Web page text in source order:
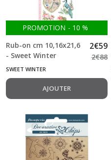
PROMOTION - 10 %
Rub-on cm 10,16x21,6
- Sweet Winter
Stamperia
2€59
2€88
SWEET WINTER
AJOUTER